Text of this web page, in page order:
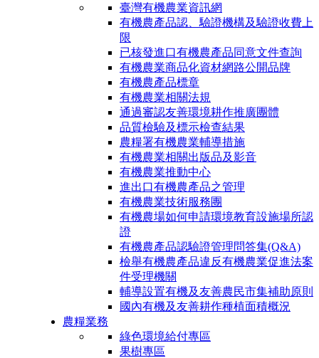
臺灣有機農業資訊網
有機農產品認、驗證機構及驗證收費上
限
已核發進口有機農產品同意文件查詢
有機農業商品化資材網路公開品牌
有機農產品標章
有機農業相關法規
通過審認友善環境耕作推廣團體
品質檢驗及標示檢查結果
農糧署有機農業輔導措施
有機農業相關出版品及影音
有機農業推動中心
進出口有機農產品之管理
有機農業技術服務團
有機農場如何申請環境教育設施場所認
證
有機農產品認驗證管理問答集(Q&A)
檢舉有機農產品違反有機農業促進法案
件受理機關
輔導設置有機及友善農民市集補助原則
國內有機及友善耕作種植面積概況
農糧業務
綠色環境給付專區
果樹專區